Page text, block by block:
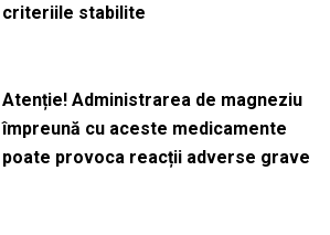
criteriile stabilite
Atenție! Administrarea de magneziu
împreună cu aceste medicamente
poate provoca reacții adverse grave